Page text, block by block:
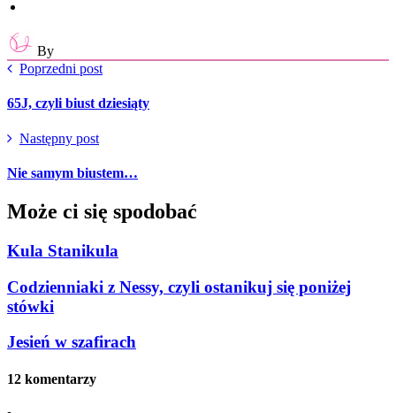
By
Poprzedni post
65J, czyli biust dziesiąty
Następny post
Nie samym biustem…
Może ci się spodobać
Kula Stanikula
Codzienniaki z Nessy, czyli ostanikuj się poniżej
stówki
Jesień w szafirach
12 komentarzy